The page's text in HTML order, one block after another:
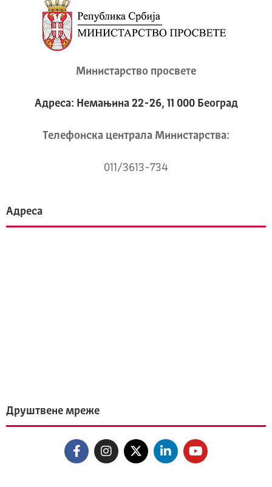
Министарство просвете
Адреса: Немањина 22-26, 11 000 Београд
Телeфонска централа Mинистарства:
011/3613-734
Адреса
Друштвене мреже